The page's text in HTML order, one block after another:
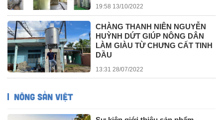
19:58 13/10/2022
CHÀNG THANH NIÊN NGUYỄN
HUỲNH DỨT GIÚP NÔNG DÂN
LÀM GIÀU TỪ CHƯNG CẤT TINH
DẦU
13:31 28/07/2022
NÔNG SẢN VIỆT